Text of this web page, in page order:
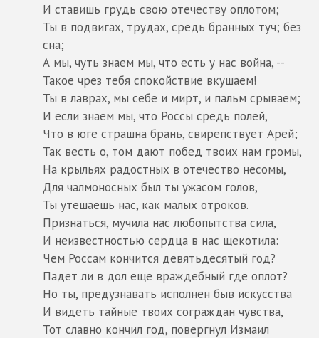
И ставишь грудь свою отечеству оплотом;
Ты в подвигах, трудах, средь бранных туч; без
сна;
А мы, чуть знаем мы, что есть у нас война, --
Такое чрез тебя спокойствие вкушаем!
Ты в лаврах, мы себе и мирт, и пальм срываем;
И если знаем мы, что Россы средь полей,
Что в юге страшна брань, свирепствует Арей;
Так весть о, том дают побед твоих нам громы,
На крыльях радостных в отечество несомы,
Для чалмоносных был ты ужасом голов,
Ты утешаешь нас, как малых отроков.
Признаться, мучила нас любопытства сила,
И неизвестностью сердца в нас щекотила:
Чем Россам кончится девятьдесятый год?
Падет ли в дол еще враждебный где оплот?
Но ты, предузнавать исполнен быв искусства
И видеть тайные твоих сограждан чувства,
Тот славно кончил год, повергнул Измаил